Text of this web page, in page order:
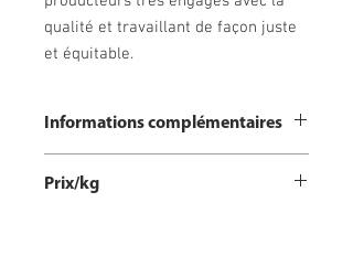
qualité et travaillant de façon juste
et équitable.
Informations complémentaires
Poids : 60g
Prix/kg